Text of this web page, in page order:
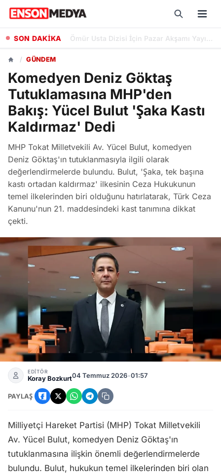
SON DAKİKA Bankaların Ağustos 2026 Emekli Promosyonları: Güncel Ödeme Tutarları ve Şartları
/ GÜNDEM
Komedyen Deniz Göktaş
Tutuklamasına MHP'den
Bakış: Yücel Bulut 'Şaka Kastı
Kaldırmaz' Dedi
MHP Tokat Milletvekili Av. Yücel Bulut, komedyen
Deniz Göktaş'ın tutuklanmasıyla ilgili olarak
değerlendirmelerde bulundu. Bulut, 'Şaka, tek başına
kastı ortadan kaldırmaz' ilkesinin Ceza Hukukunun
temel ilkelerinden biri olduğunu hatırlatarak, Türk Ceza
Kanunu'nun 21. maddesindeki kast tanımına dikkat
çekti.
Komedyen Deniz Göktaş Tutuklamasına MHP'den Bakış:
EDİTÖR
Koray Bozkurt04 Temmuz 2026•01:57
PAYLAŞ
Milliyetçi Hareket Partisi (MHP) Tokat Milletvekili
Av. Yücel Bulut, komedyen Deniz Göktaş'ın
tutuklanmasına ilişkin önemli değerlendirmelerde
bulundu. Bulut, hukukun temel ilkelerinden biri olan